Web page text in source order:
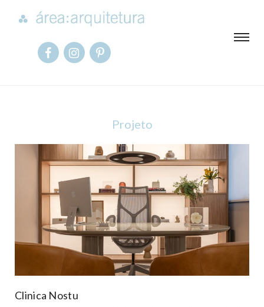
Projeto
Clinica Nostu